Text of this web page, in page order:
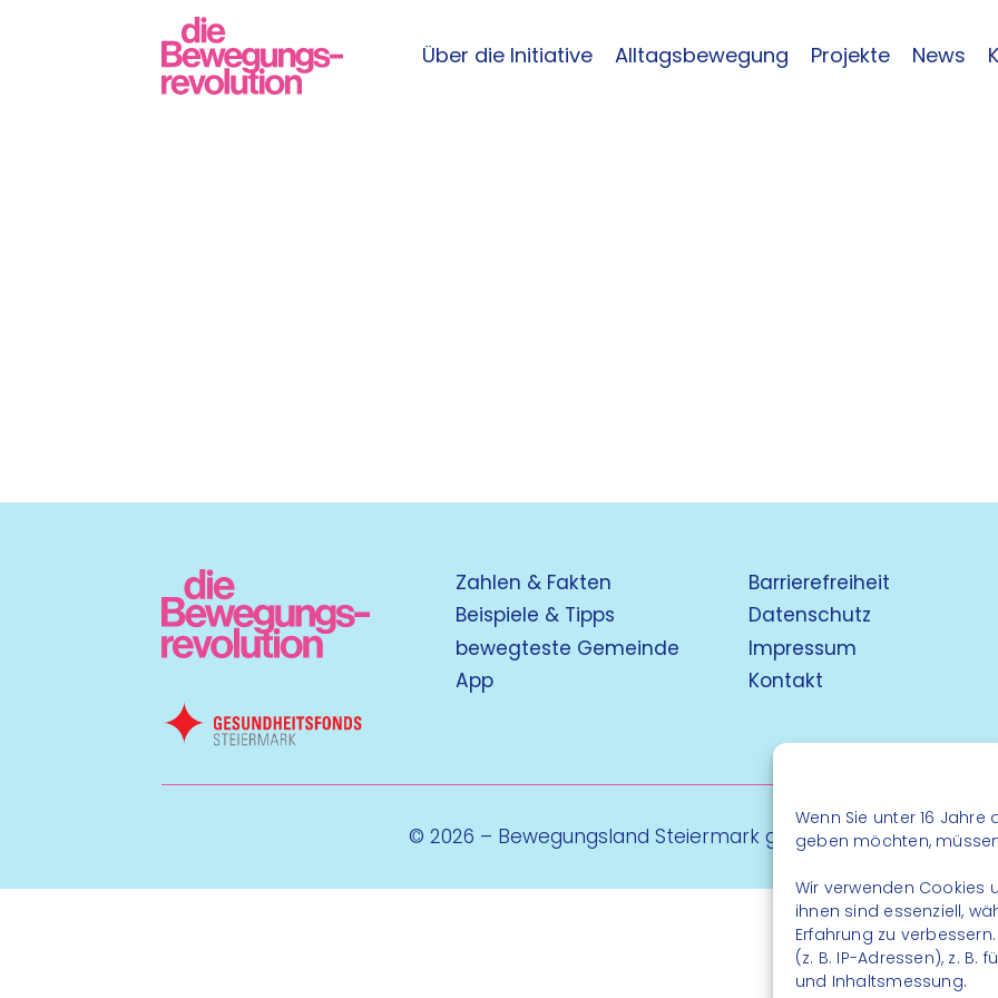
Wenn Sie unter 16
geben möchten,
Wir verwenden Cookies
ihnen sind essenziell,
Erfahrung zu
(z. B. IP-Adressen), z.
und Inhaltsmessung.
Über die Initiative Alltagsbewegung Projekte News
Zahlen & Fakten
Beispiele & Tipps
bewegteste Gemeinde
App
Barrierefreiheit
Datenschutz
Impressum
Kontakt
© 2026 – Bewegungsland Steiermark gGmbH - Alle Rechte